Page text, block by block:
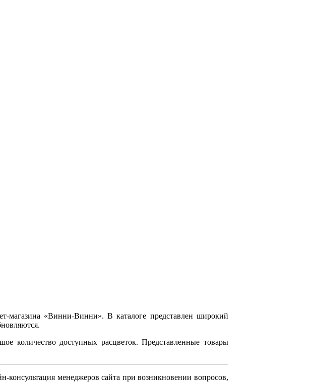
магазина «Винни-Винни». В каталоге представлен широкий
количество доступных расцветок. Представленные товары
консультация менеджеров сайта при возникновении вопросов,